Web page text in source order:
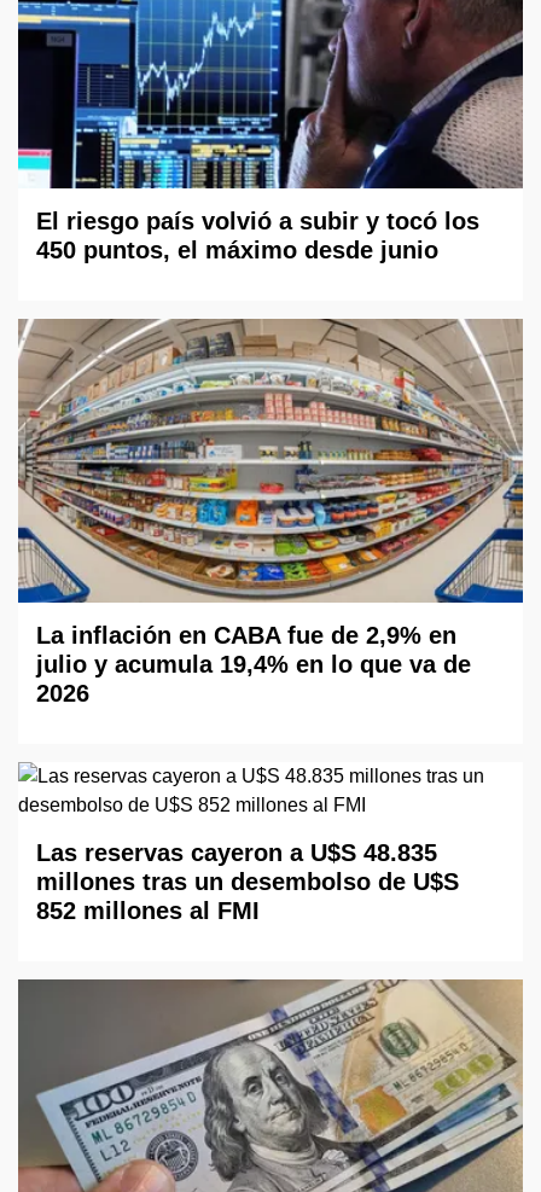
El riesgo país volvió a subir y tocó los
450 puntos, el máximo desde junio
La inflación en CABA fue de 2,9% en
julio y acumula 19,4% en lo que va de
2026
Las reservas cayeron a U$S 48.835
millones tras un desembolso de U$S
852 millones al FMI